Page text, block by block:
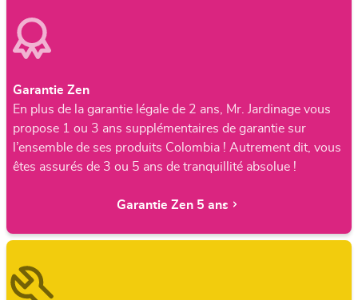
Garantie Zen
En plus de la garantie légale de 2 ans, Mr. Jardinage vous
propose 1 ou 3 ans supplémentaires de garantie sur
l’ensemble de ses produits Colombia ! Autrement dit, vous
êtes assurés de 3 ou 5 ans de tranquillité absolue !
Garantie Zen 5 ans